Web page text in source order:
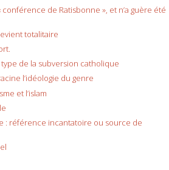
conférence de Ratisbonne », et n’a guère été
totalitaire
de la subversion catholique
l’idéologie du genre
et l’islam
: référence incantatoire ou source de